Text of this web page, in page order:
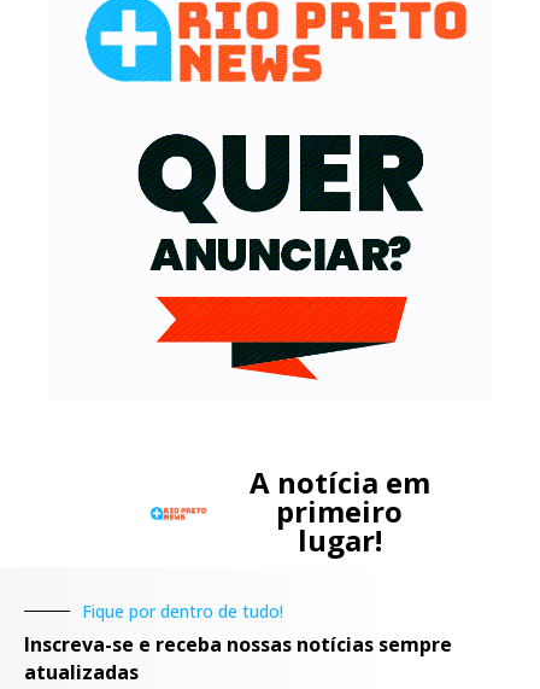
A notícia em
primeiro
lugar!
Fique por dentro de tudo!
Inscreva-se e receba nossas notícias sempre
atualizadas